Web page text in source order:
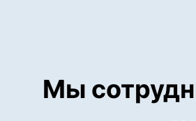
Мы